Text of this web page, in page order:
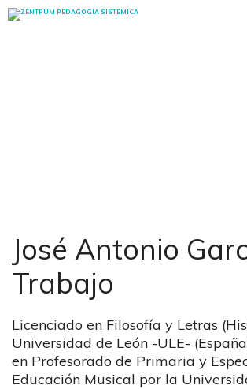
Saltar
al
José Antonio
Trabajo
Licenciado en Filosofía y Letras
Universidad de León -ULE-
en Profesorado de Primaria y
Educación Musical por la